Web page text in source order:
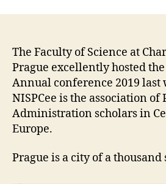
The Faculty of Science at
Prague excellently hosted the
Annual conference 2019 last
NISPCee is the association of
Administration scholars in
Europe.
Prague is a city of a thousand